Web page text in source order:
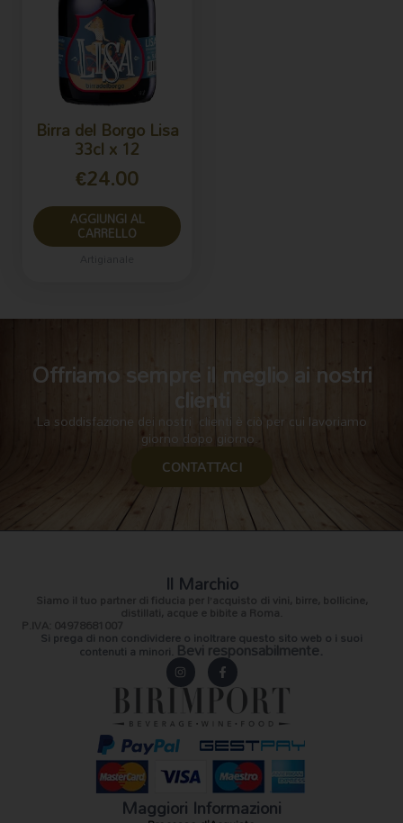
Birra del Borgo Lisa
33cl x 12
€24.00
AGGIUNGI AL
CARRELLO
Offriamo sempre il meglio ai nostri
clienti
La soddisfazione dei nostri clienti è ciò per cui lavoriamo
giorno dopo giorno.
CONTATTACI
Il Marchio
Si prega di non condividere o inoltrare questo sito web o i suoi
contenuti a minori. Bevi responsabilmente.
In
s
t
g
r
a
F
a
c
eb
o
o
k
-f
Maggiori Informazioni